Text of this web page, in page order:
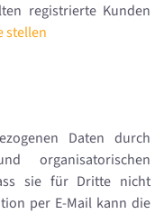
registrierte Kunden
stellen
Daten durch
organisatorischen
sie für Dritte nicht
per E-Mail kann die